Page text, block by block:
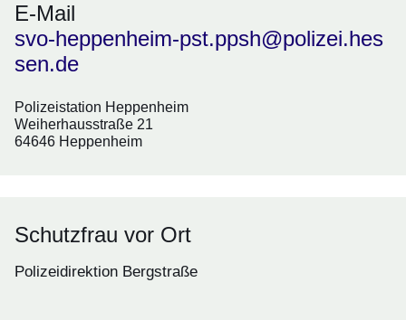
E-Mail
svo-heppenheim-pst.ppsh@polizei.hes
sen.de
Polizeistation Heppenheim
Weiherhausstraße 21
64646 Heppenheim
Schutzfrau vor Ort
Polizeidirektion Bergstraße